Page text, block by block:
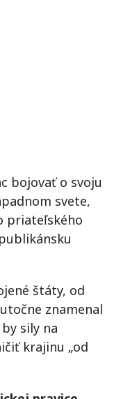
bojovať o svoju
svete,
priateľského
štáty, od
znamenal
sily na
krajinu „od